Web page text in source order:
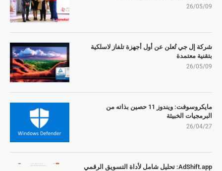
26/05/09
شركة إل جي تُعلن عن أول أجهزة تلفاز لاسلكية
بتقنية معتمدة
26/05/09
مايكروسوفت: ويندوز 11 حصين بذاته من
البرمجيات الخبيثة
26/04/27
AdShift.app: تحليل شامل لأداة التسويق الرقمي